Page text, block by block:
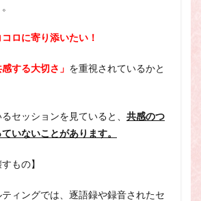
ロに寄り添いたい！
感する大切さ」 を重視されているかと
セッションを見ていると、 共感のつ
いないことがあります。
もの】
ィングでは、逐語録や録音されたセ
座
パワースポット
検索